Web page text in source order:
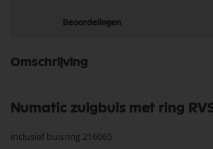
Beoordelingen
Omschrijving
Numatic zuigbuis met ring
inclusief buisring 216065